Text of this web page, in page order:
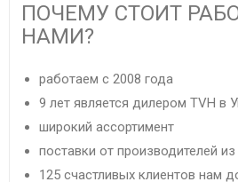
ПОЧЕМУ СТОИТ
НАМИ?
работаем с 2008 года
9 лет является дилером TVH в
широкий ассортимент
поставки от производителей
125 счастливых клиентов нам